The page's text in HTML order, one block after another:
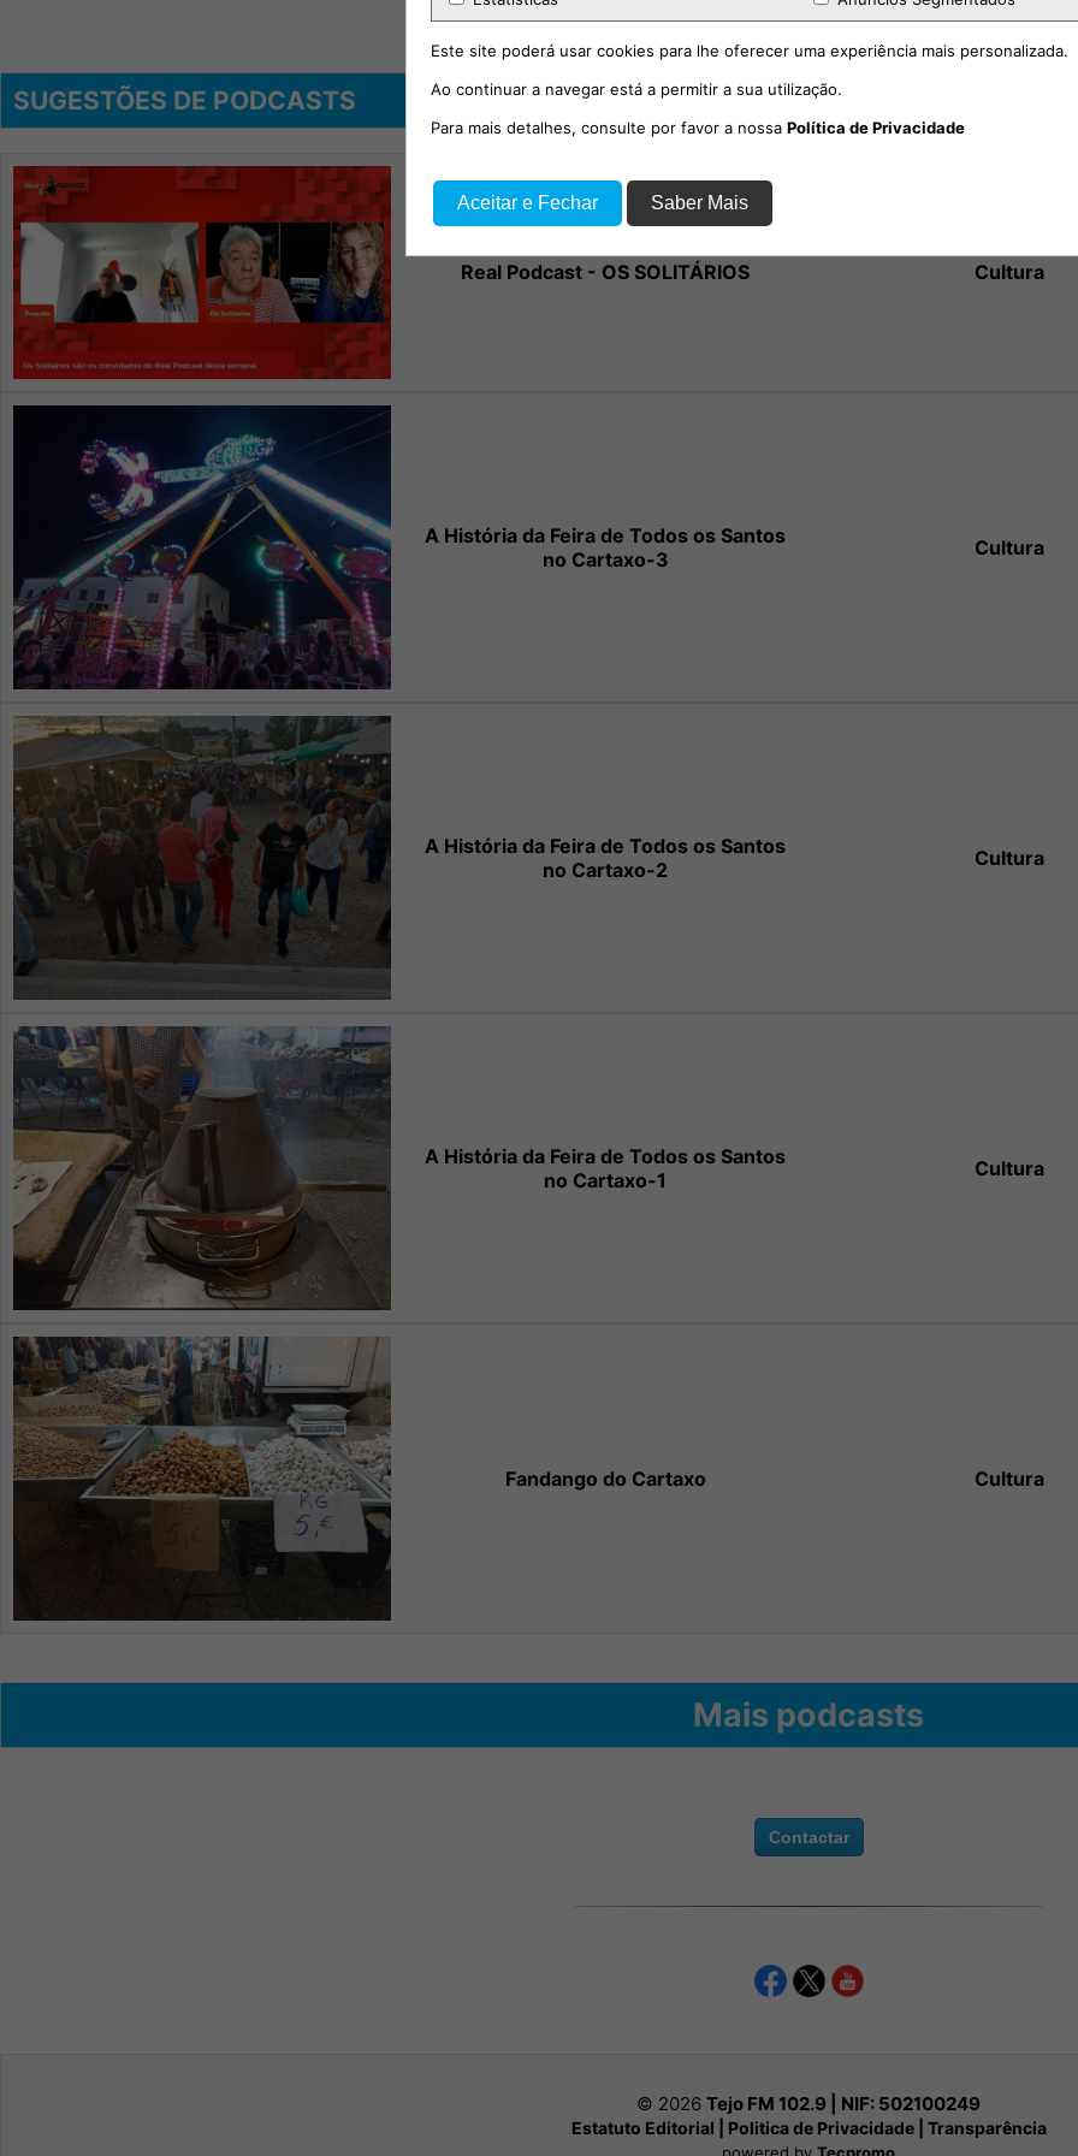
SUGESTÕES DE PODCASTS
Real Podcast - OS SOLITÁRIOS Cultura
A História da Feira de Todos os Santos
no Cartaxo-3
Cultura
A História da Feira de Todos os Santos
no Cartaxo-2
Cultura
A História da Feira de Todos os Santos
no Cartaxo-1
Cultura
Fandango do Cartaxo Cultura
Mais podcasts
Contactar
© 2026 Tejo FM 102.9 | NIF: 502100249
Estatuto Editorial Politica de Privacidade| Transparência
Este site poderá usar cookies para lhe oferecer uma experiência mais personalizada.
Ao continuar a navegar está a permitir a sua utilização.
Para mais detalhes, consulte por favor a nossa Política de Privacidade
Aceitar e Fechar Saber Mais